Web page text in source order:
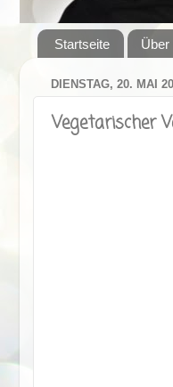
Startseite Über
DIENSTAG, 20. MAI
Vegetarischer